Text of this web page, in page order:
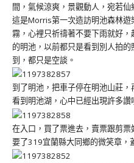
間，氣候涼爽，景觀動人，宛若
這是Morris第一次造訪明池森林
霧，心裡只祈禱著不要下雨就好
的明池，以前都只是看到別人拍
到，都只是空談。
到了明池，把車子停在明池山莊
看到明池湖，心中已經出現許多讚
在入口，買了票進去，賣票跟剪
要了319宜蘭縣大同鄉的微笑章，